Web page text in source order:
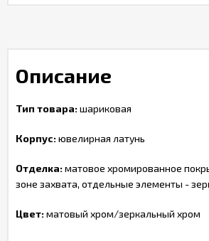
Описание
Тип товара:шариковая
Корпус:ювелирная латунь
Отделка:матовое хромированное
зоне захвата, отдельные элементы -
Цвет:матовый хром/зеркальный хром